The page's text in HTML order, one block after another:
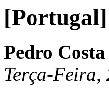
Pedro Costa
Terça-Feira,